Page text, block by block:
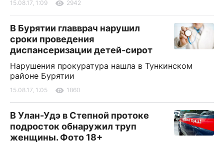
15.08.17, 1:09 2942
В Бурятии главврач нарушил
сроки проведения
диспансеризации детей-сирот
Нарушения прокуратура нашла в Тункинском
районе Бурятии
15.08.17, 1:05 1860
В Улан-Удэ в Степной протоке
подросток обнаружил труп
женщины. Фото 18+